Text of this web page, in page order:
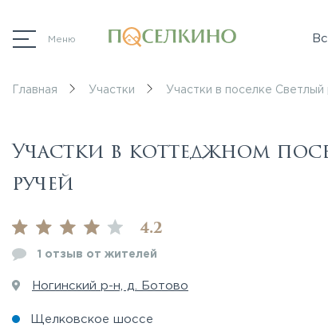
Меню
Главная Участки Участки в поселке Светлый
Участки в коттеджном
ручей
4.2
1 отзыв от жителей
Ногинский р-н, д. Ботово
Щелковское шоссе